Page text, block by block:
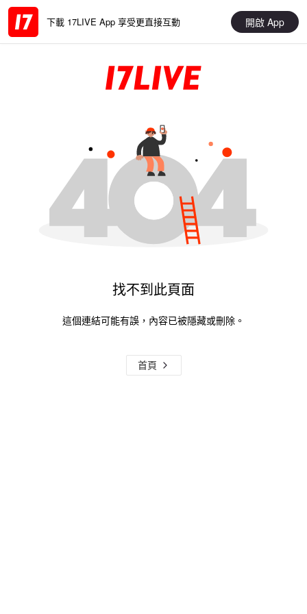
下載 17LIVE App 享受更直接互動 開啟 App
找不到此頁面
這個連結可能有誤，內容已被隱藏或刪除。
首頁